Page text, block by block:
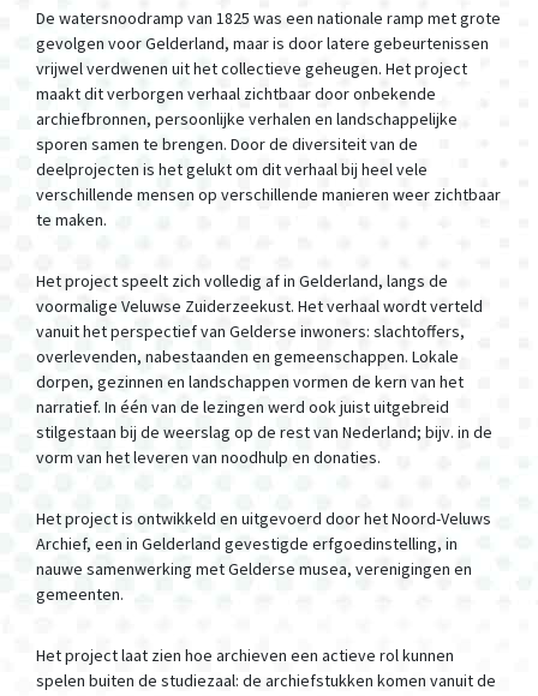
De watersnoodramp van 1825 was een nationale ramp met grote
gevolgen voor Gelderland, maar is door latere gebeurtenissen
vrijwel verdwenen uit het collectieve geheugen. Het project
maakt dit verborgen verhaal zichtbaar door onbekende
archiefbronnen, persoonlijke verhalen en landschappelijke
sporen samen te brengen. Door de diversiteit van de
deelprojecten is het gelukt om dit verhaal bij heel vele
verschillende mensen op verschillende manieren weer zichtbaar
te maken.
Het project speelt zich volledig af in Gelderland, langs de
voormalige Veluwse Zuiderzeekust. Het verhaal wordt verteld
vanuit het perspectief van Gelderse inwoners: slachtoffers,
overlevenden, nabestaanden en gemeenschappen. Lokale
dorpen, gezinnen en landschappen vormen de kern van het
narratief. In één van de lezingen werd ook juist uitgebreid
stilgestaan bij de weerslag op de rest van Nederland; bijv. in de
vorm van het leveren van noodhulp en donaties.
Het project is ontwikkeld en uitgevoerd door het Noord-Veluws
Archief, een in Gelderland gevestigde erfgoedinstelling, in
nauwe samenwerking met Gelderse musea, verenigingen en
gemeenten.
Het project laat zien hoe archieven een actieve rol kunnen
spelen buiten de studiezaal: de archiefstukken komen vanuit de